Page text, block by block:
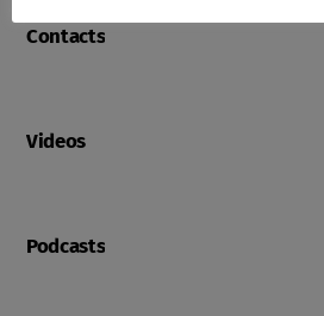
Contacts
Videos
Podcasts